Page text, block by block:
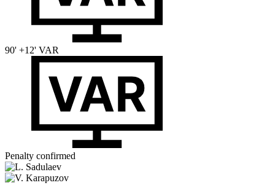
90' +12' VAR
Penalty confirmed